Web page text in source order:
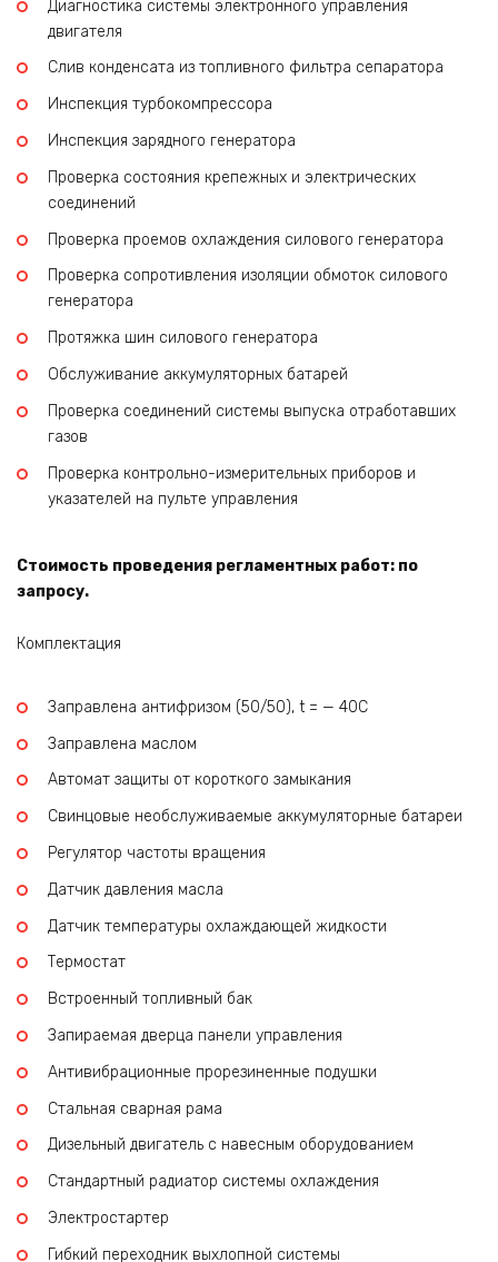
Диагностика системы электронного управления
двигателя
Слив конденсата из топливного фильтра сепаратора
Инспекция турбокомпрессора
Инспекция зарядного генератора
Проверка состояния крепежных и электрических
соединений
Проверка проемов охлаждения силового генератора
Проверка сопротивления изоляции обмоток силового
генератора
Протяжка шин силового генератора
Обслуживание аккумуляторных батарей
Проверка соединений системы выпуска отработавших
газов
Проверка контрольно-измерительных приборов и
указателей на пульте управления
Стоимость проведения регламентных работ: по
запросу.
Комплектация
Заправлена антифризом (50/50), t = — 40C
Заправлена маслом
Автомат защиты от короткого замыкания
Свинцовые необслуживаемые аккумуляторные батареи
Регулятор частоты вращения
Датчик давления масла
Датчик температуры охлаждающей жидкости
Термостат
Встроенный топливный бак
Запираемая дверца панели управления
Антивибрационные прорезиненные подушки
Стальная сварная рама
Дизельный двигатель с навесным оборудованием
Стандартный радиатор системы охлаждения
Электростартер
Гибкий переходник выхлопной системы